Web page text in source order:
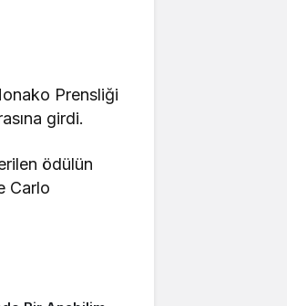
Prensliği
girdi.
ödülün
Carlo